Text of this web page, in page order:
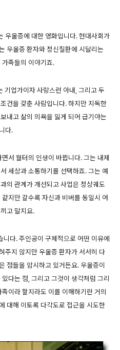
우울증에 대한 영화입니다. 현대사회가
우울증 환자와 정신질환에 시달리는
족들의 이야기죠.
기업가이자 사랑스런 아내, 그리고 두
건을 갖춘 사람입니다. 하지만 지독한
내고 삶의 의욕을 잃게 되어 급기야는
다.
서 월터의 인생이 바뀝니다. 그는 내제
세상과 소통하기를 선택하죠. 그는 예
의 관계가 개선되고 사업은 정상궤도
지만 갈수록 자신과 비버를 동일시 여
고 말지요.
다. 주인공이 구체적으로 어떤 이유에
주지 않지만 우울증 환자가 서서히 다
점들을 암시하고 있거든요. 우울증이
다는 점, 그리고 그것이 생각처럼 그리
이라 할지라도 이를 이해하기란 거의
대해 이토록 다각도로 접근을 시도한